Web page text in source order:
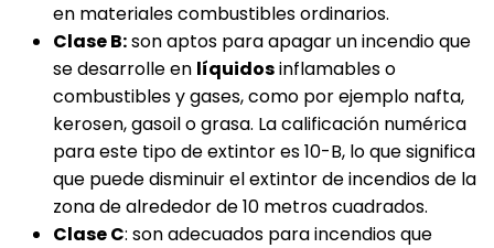
en materiales combustibles ordinarios.
Clase B:son aptos para apagar un incendio que
se desarrolle en líquidosinflamables o
combustibles y gases, como por ejemplo nafta,
kerosen, gasoil o grasa. La calificación numérica
para este tipo de extintor es 10-B, lo que significa
que puede disminuir el extintor de incendios de la
zona de alrededor de 10 metros cuadrados.
Clase C: son adecuados para incendios que